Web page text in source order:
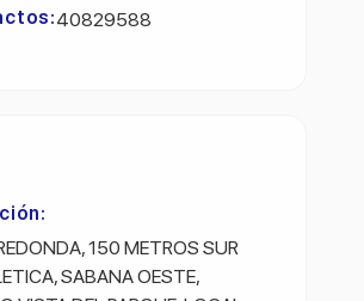
40829588
150 METROS SUR
SABANA OESTE,